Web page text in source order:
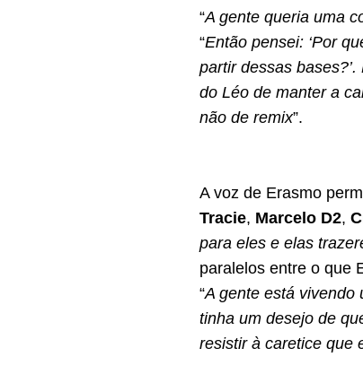
“A gente queria uma
“Então pensei: ‘Por
partir dessas
do Léo de manter a
não de remix”.
A voz de Erasmo
Tracie, Marcelo D2,
para eles e elas
paralelos entre o que
“A gente está vivendo
tinha um desejo de
resistir à caretice que